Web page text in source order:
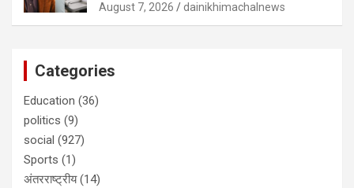
August 7, 2026 dainikhimachalnews
Categories
Education (36)
politics (9)
social (927)
Sports (1)
अंतरराष्ट्रीय(14)